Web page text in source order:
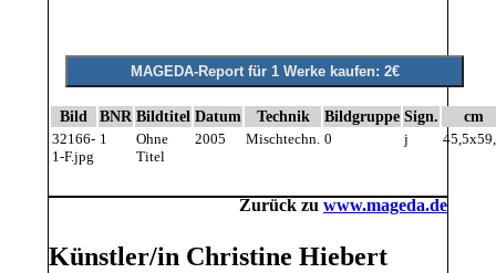
Bild BNR Bildtitel Datum Technik Bildgruppe Sign. cm
32166-
1-F.jpg
1
Ohne
Titel
2005 Mischtechn. 0 j
Zurück zu www.mageda.de
Künstler/in Christine Hiebert